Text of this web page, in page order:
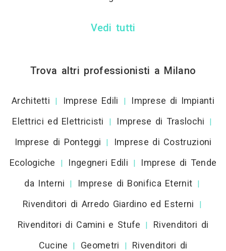
Vedi tutti
Trova altri professionisti a Milano
Architetti | Imprese Edili |
Imprese di Impianti
Elettrici ed Elettricisti
| Imprese di Traslochi |
Imprese di Ponteggi |
Imprese di Costruzioni
Ecologiche
| Ingegneri Edili |
Imprese di Tende
da Interni
| Imprese di Bonifica Eternit |
Rivenditori di Arredo Giardino ed Esterni |
Rivenditori di Camini e Stufe |
Rivenditori di
Cucine
| Geometri |
Rivenditori di